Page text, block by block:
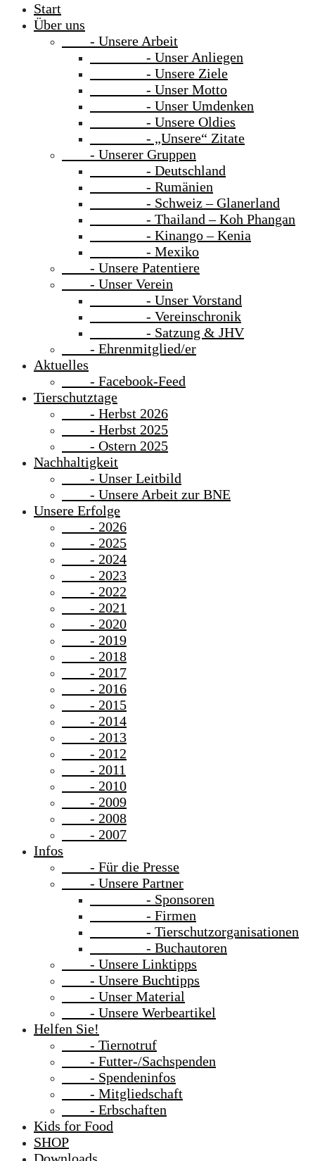
Start
Über uns
- Unsere Arbeit
- Unser Anliegen
- Unsere Ziele
- Unser Motto
- Unser Umdenken
- Unsere Oldies
- „Unsere“ Zitate
- Unserer Gruppen
- Deutschland
- Rumänien
- Schweiz – Glanerland
- Thailand – Koh Phangan
- Kinango – Kenia
- Mexiko
- Unsere Patentiere
- Unser Verein
- Unser Vorstand
- Vereinschronik
- Satzung & JHV
- Ehrenmitglied/er
Aktuelles
- Facebook-Feed
Tierschutztage
- Herbst 2026
- Herbst 2025
- Ostern 2025
Nachhaltigkeit
- Unser Leitbild
- Unsere Arbeit zur BNE
Unsere Erfolge
- 2026
- 2025
- 2024
- 2023
- 2022
- 2021
- 2020
- 2019
- 2018
- 2017
- 2016
- 2015
- 2014
- 2013
- 2012
- 2011
- 2010
- 2009
- 2008
- 2007
Infos
- Für die Presse
- Unsere Partner
- Sponsoren
- Firmen
- Tierschutzorganisationen
- Buchautoren
- Unsere Linktipps
- Unsere Buchtipps
- Unser Material
- Unsere Werbeartikel
Helfen Sie!
- Tiernotruf
- Futter-/Sachspenden
- Spendeninfos
- Mitgliedschaft
- Erbschaften
Kids for Food
SHOP